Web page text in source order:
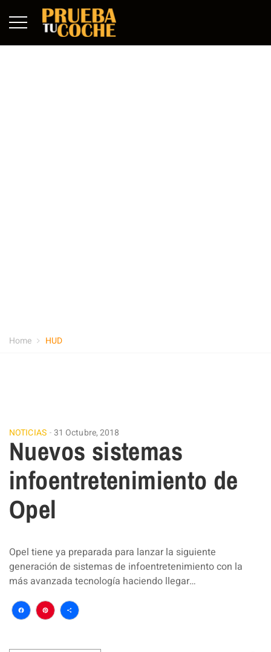
Home HUD
NOTICIAS 31 Octubre, 2018
Nuevos sistemas
infoentretenimiento de
Opel
Opel tiene ya preparada para lanzar la siguiente
generación de sistemas de infoentretenimiento con la
más avanzada tecnología haciendo llegar…
Facebook
Pinterest
Compartir